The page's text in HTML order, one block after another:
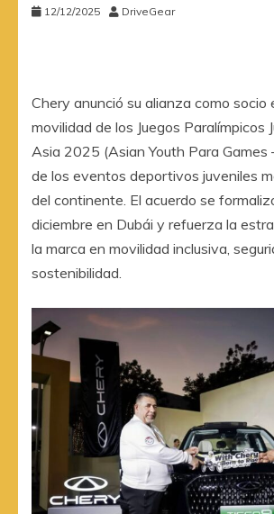
12/12/2025 DriveGear
Chery anunció su alianza como socio
movilidad de los Juegos Paralímpicos
Asia 2025 (Asian Youth Para Games
de los eventos deportivos juveniles
del continente. El acuerdo se
diciembre en Dubái y refuerza la
la marca en movilidad inclusiva,
sostenibilidad.